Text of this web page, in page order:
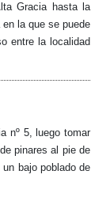
Gracia hasta la
la que se puede
entre la localidad
nº 5, luego tomar
pinares al pie de
bajo poblado de